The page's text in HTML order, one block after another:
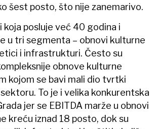
šest posto, što nije zanemarivo.
koja posluje već 40 godina i
u tri segmenta – obnovi kulturne
i infrastrukturi. Često su
obnove kulturne
kojom se bavi mali dio tvrtki
To je i velika konkurentska
jer se EBITDA marže u obnovi
kreću iznad 18 posto, dok su